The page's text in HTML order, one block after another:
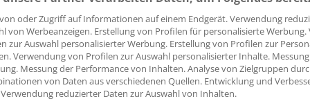
auf vier Jahre zwar nicht mehr enthalten. Doch
Jahren evaluiert und dann über die Fortsetzung des
vor, Arbeitslöhne in der Grundlagenforschung, der
in der experimentellen Entwicklung auf Antrag
oder Zugriff auf Informationen auf einem Endgerät. Verwendung
von Werbeanzeigen. Erstellung von Profilen für personalisierte
zur Auswahl personalisierter Werbung. Erstellung von Profilen zur
Verwendung von Profilen zur Auswahl personalisierter Inhalte.
Messung der Performance von Inhalten. Analyse von Zielgruppen
von Daten aus verschiedenen Quellen. Entwicklung und
reduzierter Daten zur Auswahl von Inhalten.